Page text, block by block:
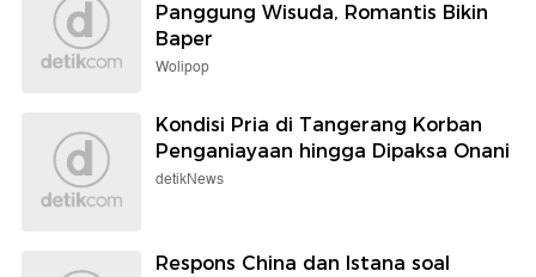
Panggung Wisuda, Romantis Bikin
Baper
Wolipop
Kondisi Pria di Tangerang Korban
Penganiayaan hingga Dipaksa Onani
detikNews
Respons China dan Istana soal